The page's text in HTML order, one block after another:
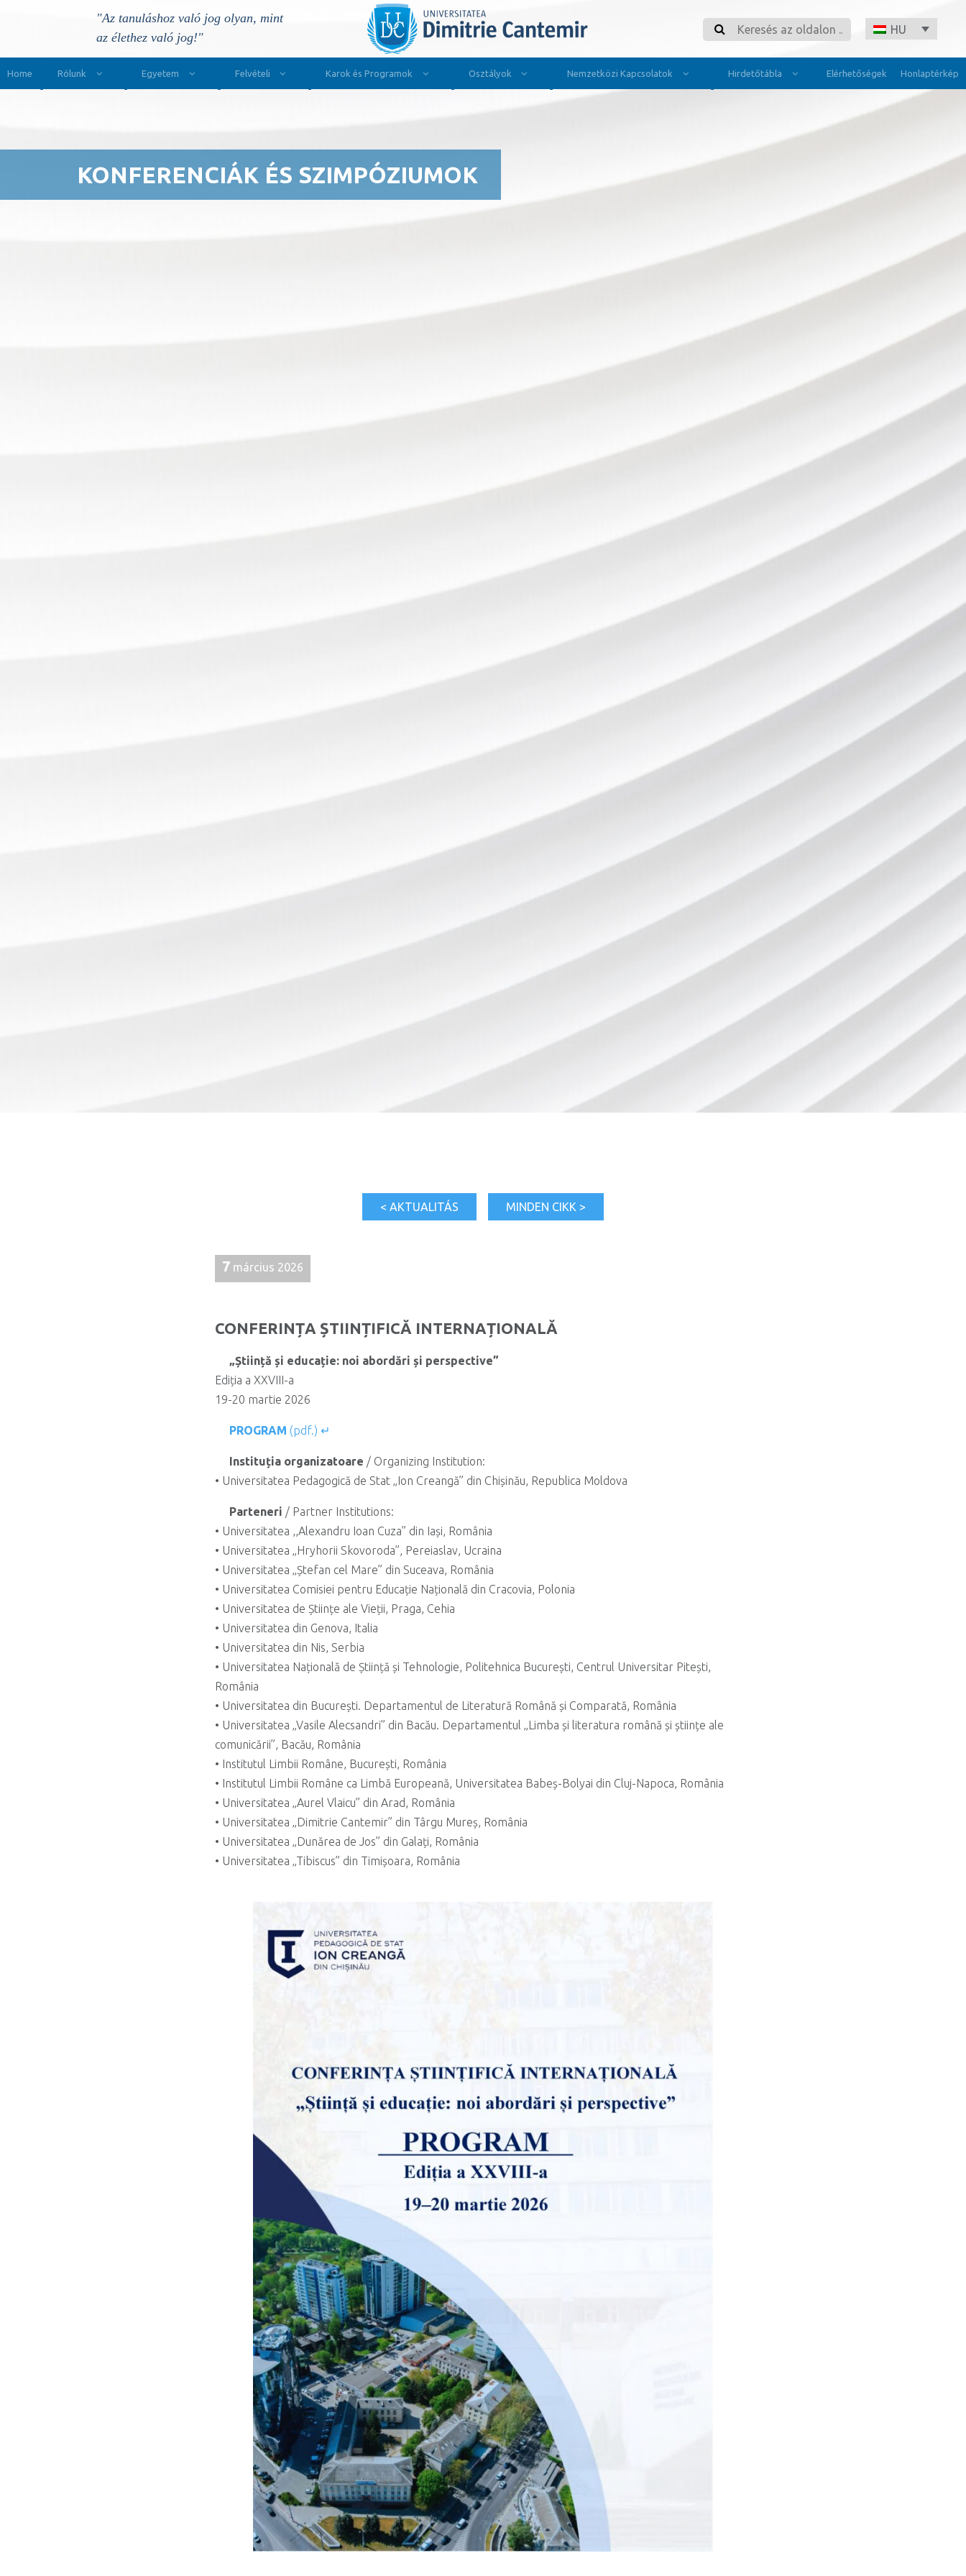
Search
HU
Main Navigation
"Az tanuláshoz való jog olyan, mint
az élethez való jog!"
Home Rólunk Egyetem Felvételi Karok és Programok Osztályok Nemzetközi Kapcsolatok Hirdetőtábla Elérhetőségek Honlaptérkép
KONFERENCIÁK ÉS SZIMPÓZIUMOK
< AKTUALITÁS MINDEN CIKK >
7 március 2026
CONFERINȚA ȘTIINȚIFICĂ INTERNAȚIONALĂ
„Știință și educație: noi abordări și perspective”
Ediția a XXVIII-a
19-20 martie 2026
PROGRAM (pdf.) ↵
Instituția organizatoare / Organizing Institution:
• Universitatea Pedagogică de Stat „Ion Creangă” din Chișinău, Republica Moldova
Parteneri / Partner Institutions:
• Universitatea ,,Alexandru Ioan Cuza” din Iași, România
• Universitatea „Hryhorii Skovoroda”, Pereiaslav, Ucraina
• Universitatea „Ștefan cel Mare” din Suceava, România
• Universitatea Comisiei pentru Educație Națională din Cracovia, Polonia
• Universitatea de Științe ale Vieții, Praga, Cehia
• Universitatea din Genova, Italia
• Universitatea din Nis, Serbia
• Universitatea Națională de Știință și Tehnologie, Politehnica București, Centrul Universitar Pitești,
România
• Universitatea din București. Departamentul de Literatură Română și Comparată, România
• Universitatea „Vasile Alecsandri” din Bacău. Departamentul „Limba și literatura română și științe ale
comunicării”, Bacău, România
• Institutul Limbii Române, București, România
• Institutul Limbii Române ca Limbă Europeană, Universitatea Babeș-Bolyai din Cluj-Napoca, România
• Universitatea „Aurel Vlaicu” din Arad, România
• Universitatea „Dimitrie Cantemir” din Târgu Mureș, România
• Universitatea „Dunărea de Jos” din Galați, România
• Universitatea „Tibiscus” din Timișoara, România